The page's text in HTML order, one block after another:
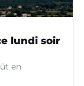
lundi soir
en